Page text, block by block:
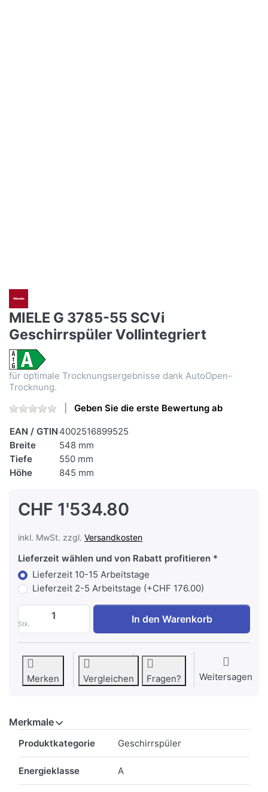
MIELE G 3785-55 SCVi
Geschirrspüler Vollintegriert
für optimale Trocknungsergebnisse dank AutoOpen-
Trocknung.
Geben Sie die erste Bewertung ab
EAN / GTIN 4002516899525
Breite
548 mm
Tiefe
550 mm
Höhe
845 mm
CHF 1'534.80
inkl. MwSt. zzgl. Versandkosten
Lieferzeit wählen und von Rabatt profitieren
Lieferzeit 10-15 Arbeitstage
Lieferzeit 2-5 Arbeitstage (+CHF 176.00)
Stk.
MIELE G 3785-55 SCVi Geschirrspüler
In den Warenkorb
Merken Vergleichen Fragen? Weitersagen
Merkmale
Produktkategorie Geschirrspüler
Energieklasse A